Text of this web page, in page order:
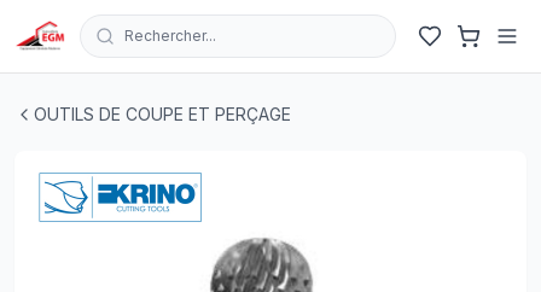
Rechercher...
OUTILS DE COUPE ET PERÇAGE